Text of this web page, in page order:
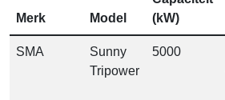
Merk Model
(kW)
SMA
Sunny
Tripower
5000